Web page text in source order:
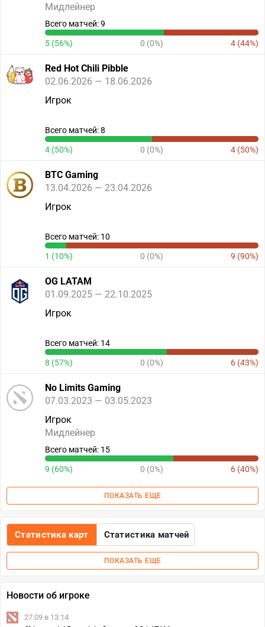
Мидлейнер
Всего матчей: 9
5 (56%) 0 (0%) 4 (44%)
Red Hot Chili Pibble
02.06.2026 — 18.06.2026
Игрок
Всего матчей: 8
4 (50%) 0 (0%) 4 (50%)
BTC Gaming
13.04.2026 — 23.04.2026
Игрок
Всего матчей: 10
1 (10%) 0 (0%) 9 (90%)
OG LATAM
01.09.2025 — 22.10.2025
Игрок
Всего матчей: 14
8 (57%) 0 (0%) 6 (43%)
No Limits Gaming
07.03.2023 — 03.05.2023
Игрок
Мидлейнер
Всего матчей: 15
9 (60%) 0 (0%) 6 (40%)
ПОКАЗАТЬ ЕЩЕ
Статистика карт Статистика матчей
ПОКАЗАТЬ ЕЩЕ
Новости об игроке
27.09 в 13:14